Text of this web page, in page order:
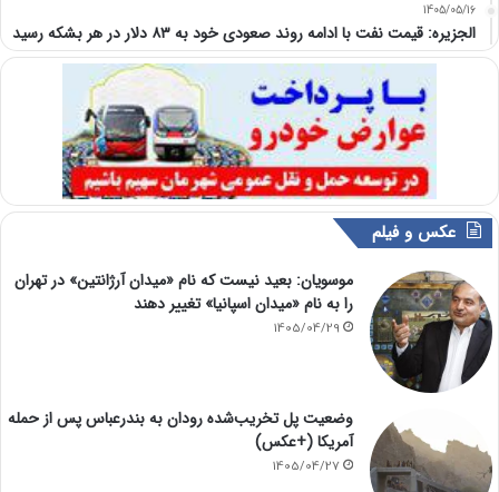
1405/05/16
الجزیره: قیمت نفت با ادامه روند صعودی خود به ۸۳ دلار در هر بشکه رسید
عکس و فیلم
موسویان: بعید نیست که نام «میدان آرژانتین» در تهران
را به نام «میدان اسپانیا» تغییر دهند
1405/04/29
وضعیت پل تخریب‌شده رودان به بندرعباس پس از حمله
آمریکا (+عکس)
1405/04/27